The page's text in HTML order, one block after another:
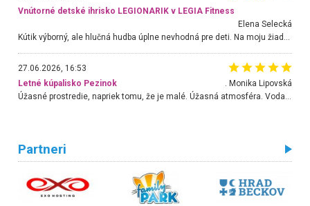
Vnútorné detské ihrisko LEGIONARIK v LEGIA Fitness
Elena Selecká
27.06.2026, 16:53
Letné kúpalisko Pezinok
. Monika Lipovská
Úžasné prostredie, napriek tomu, že je malé. Úžasná atmosféra. Voda fantastická a nádherná. Ľudí je pomerne veľa, ale su mili a ohľaduplní. Je veľmi zaujímavé sledovať, ako dokážu spolu športovať cudzí ľudia a bez ohľadu na vek. Vládne tu pohoda. Vnuka neviem dostať z vody. Ďakujem za krásny deň . Urcite sa sem vrátim. Jediný problém je s parkovaním, ale aj ten sa mi podarilo vyriešiť. Monika Bratislava
Partneri